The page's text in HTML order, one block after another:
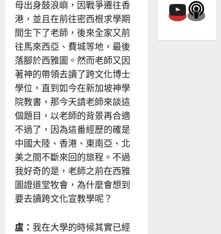
母出身鼓浪嶼，因戰爭遷往香
港，並且在前往密西根求學期
間生下了老師，後來全家又前
往馬來西亞、費城等地，最後
落腳於西雅圖。然而老師又因
著神的帶領去讀了跨文化博士
學位，直到如今在新加坡神學
院教書，那今天請老師來談這
個題目，以老師的背景再合適
不過了，因為這番經歷的確是
中國大陸、香港、東南亞、北
美之間不斷來回的旅程。不過
我好奇的是，老師之前在西雅
圖證道堂牧會，為什麼會想到
要去讀跨文化宣教學呢？
盧： 我在大學的時候其實已經